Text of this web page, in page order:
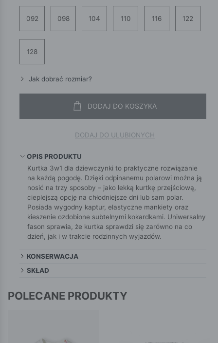
092 098 104 110 116 122
128
Jak dobrać rozmiar?
DODAJ DO KOSZYKA
DODAJ DO ULUBIONYCH
OPIS PRODUKTU
Kurtka 3w1 dla dziewczynki to praktyczne rozwiązanie
na każdą pogodę. Dzięki odpinanemu polarowi można ją
nosić na trzy sposoby – jako lekką kurtkę przejściową,
cieplejszą opcję na chłodniejsze dni lub sam polar.
Posiada wygodny kaptur, elastyczne mankiety oraz
kieszenie ozdobione subtelnymi kokardkami. Uniwersalny
fason sprawia, że kurtka sprawdzi się zarówno na co
dzień, jak i w trakcie rodzinnych wyjazdów.
KONSERWACJA
SKŁAD
POLECANE PRODUKTY